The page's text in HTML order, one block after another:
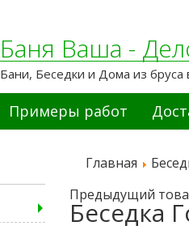
Баня Ваша -
Бани, Беседки и Дома из бруса
Примеры работ
Главная
Предыдущий
Беседка